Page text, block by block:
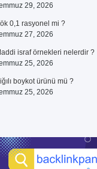
29, 2026
0,1 rasyonel mi ?
27, 2026
israf örnekleri nelerdir ?
25, 2026
boykot ürünü mü ?
25, 2026